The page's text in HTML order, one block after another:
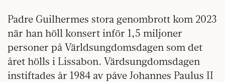
Padre Guilhermes stora genombrott kom 2023
när han höll konsert inför 1,5 miljoner
personer på Världsungdomsdagen som det
året hölls i Lissabon. Värdsungdomsdagen
instiftades år 1984 av påve Johannes Paulus II